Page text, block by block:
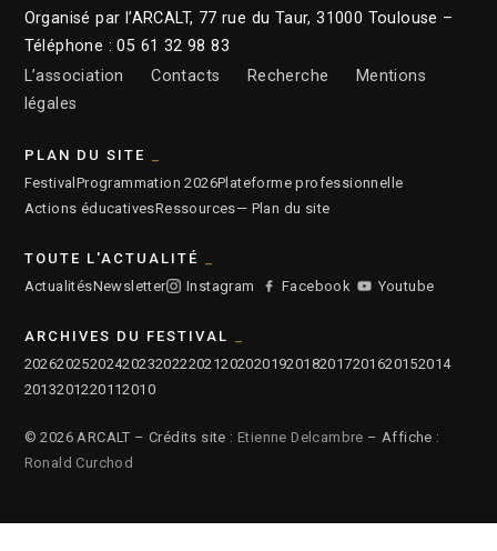
Organisé par l’ARCALT, 77 rue du Taur, 31000 Toulouse –
Téléphone : 05 61 32 98 83
L’association
Contacts Recherche
Mentions
légales
PLAN DU SITE
Festival Programmation 2026Plateforme professionnelle
Actions éducativesRessources— Plan du site
TOUTE L'ACTUALITÉ
ActualitésNewsletter Instagram Facebook Youtube
ARCHIVES DU FESTIVAL
2026202520242023202220212020201920182017201620152014
2013201220112010
© 2026 ARCALT – Crédits site : Etienne Delcambre – Affiche :
Ronald Curchod